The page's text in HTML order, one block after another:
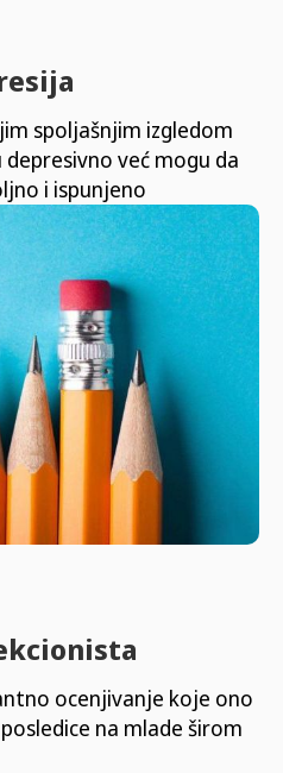
spoljašnjim izgledom
već mogu da
i ispunjeno
ocenjivanje koje ono
na mlade širom